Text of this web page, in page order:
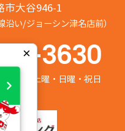
市大谷946-1
沿い/ジョーシン津名店前）
3630
2/第4土曜・日曜・祝日
×